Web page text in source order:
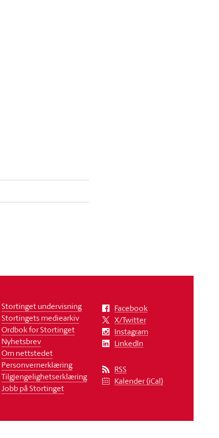
Stortinget undervisning
Stortingets mediearkiv
Ordbok for Stortinget
Nyhetsbrev
Om nettstedet
Personvernerklæring
Tilgjengelighetserklæring
Jobb på Stortinget
Facebook
X/Twitter
Instagram
LinkedIn
RSS
Kalender (iCal)